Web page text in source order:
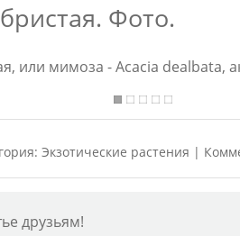
Фото.
Экзотические растения |
друзьям!